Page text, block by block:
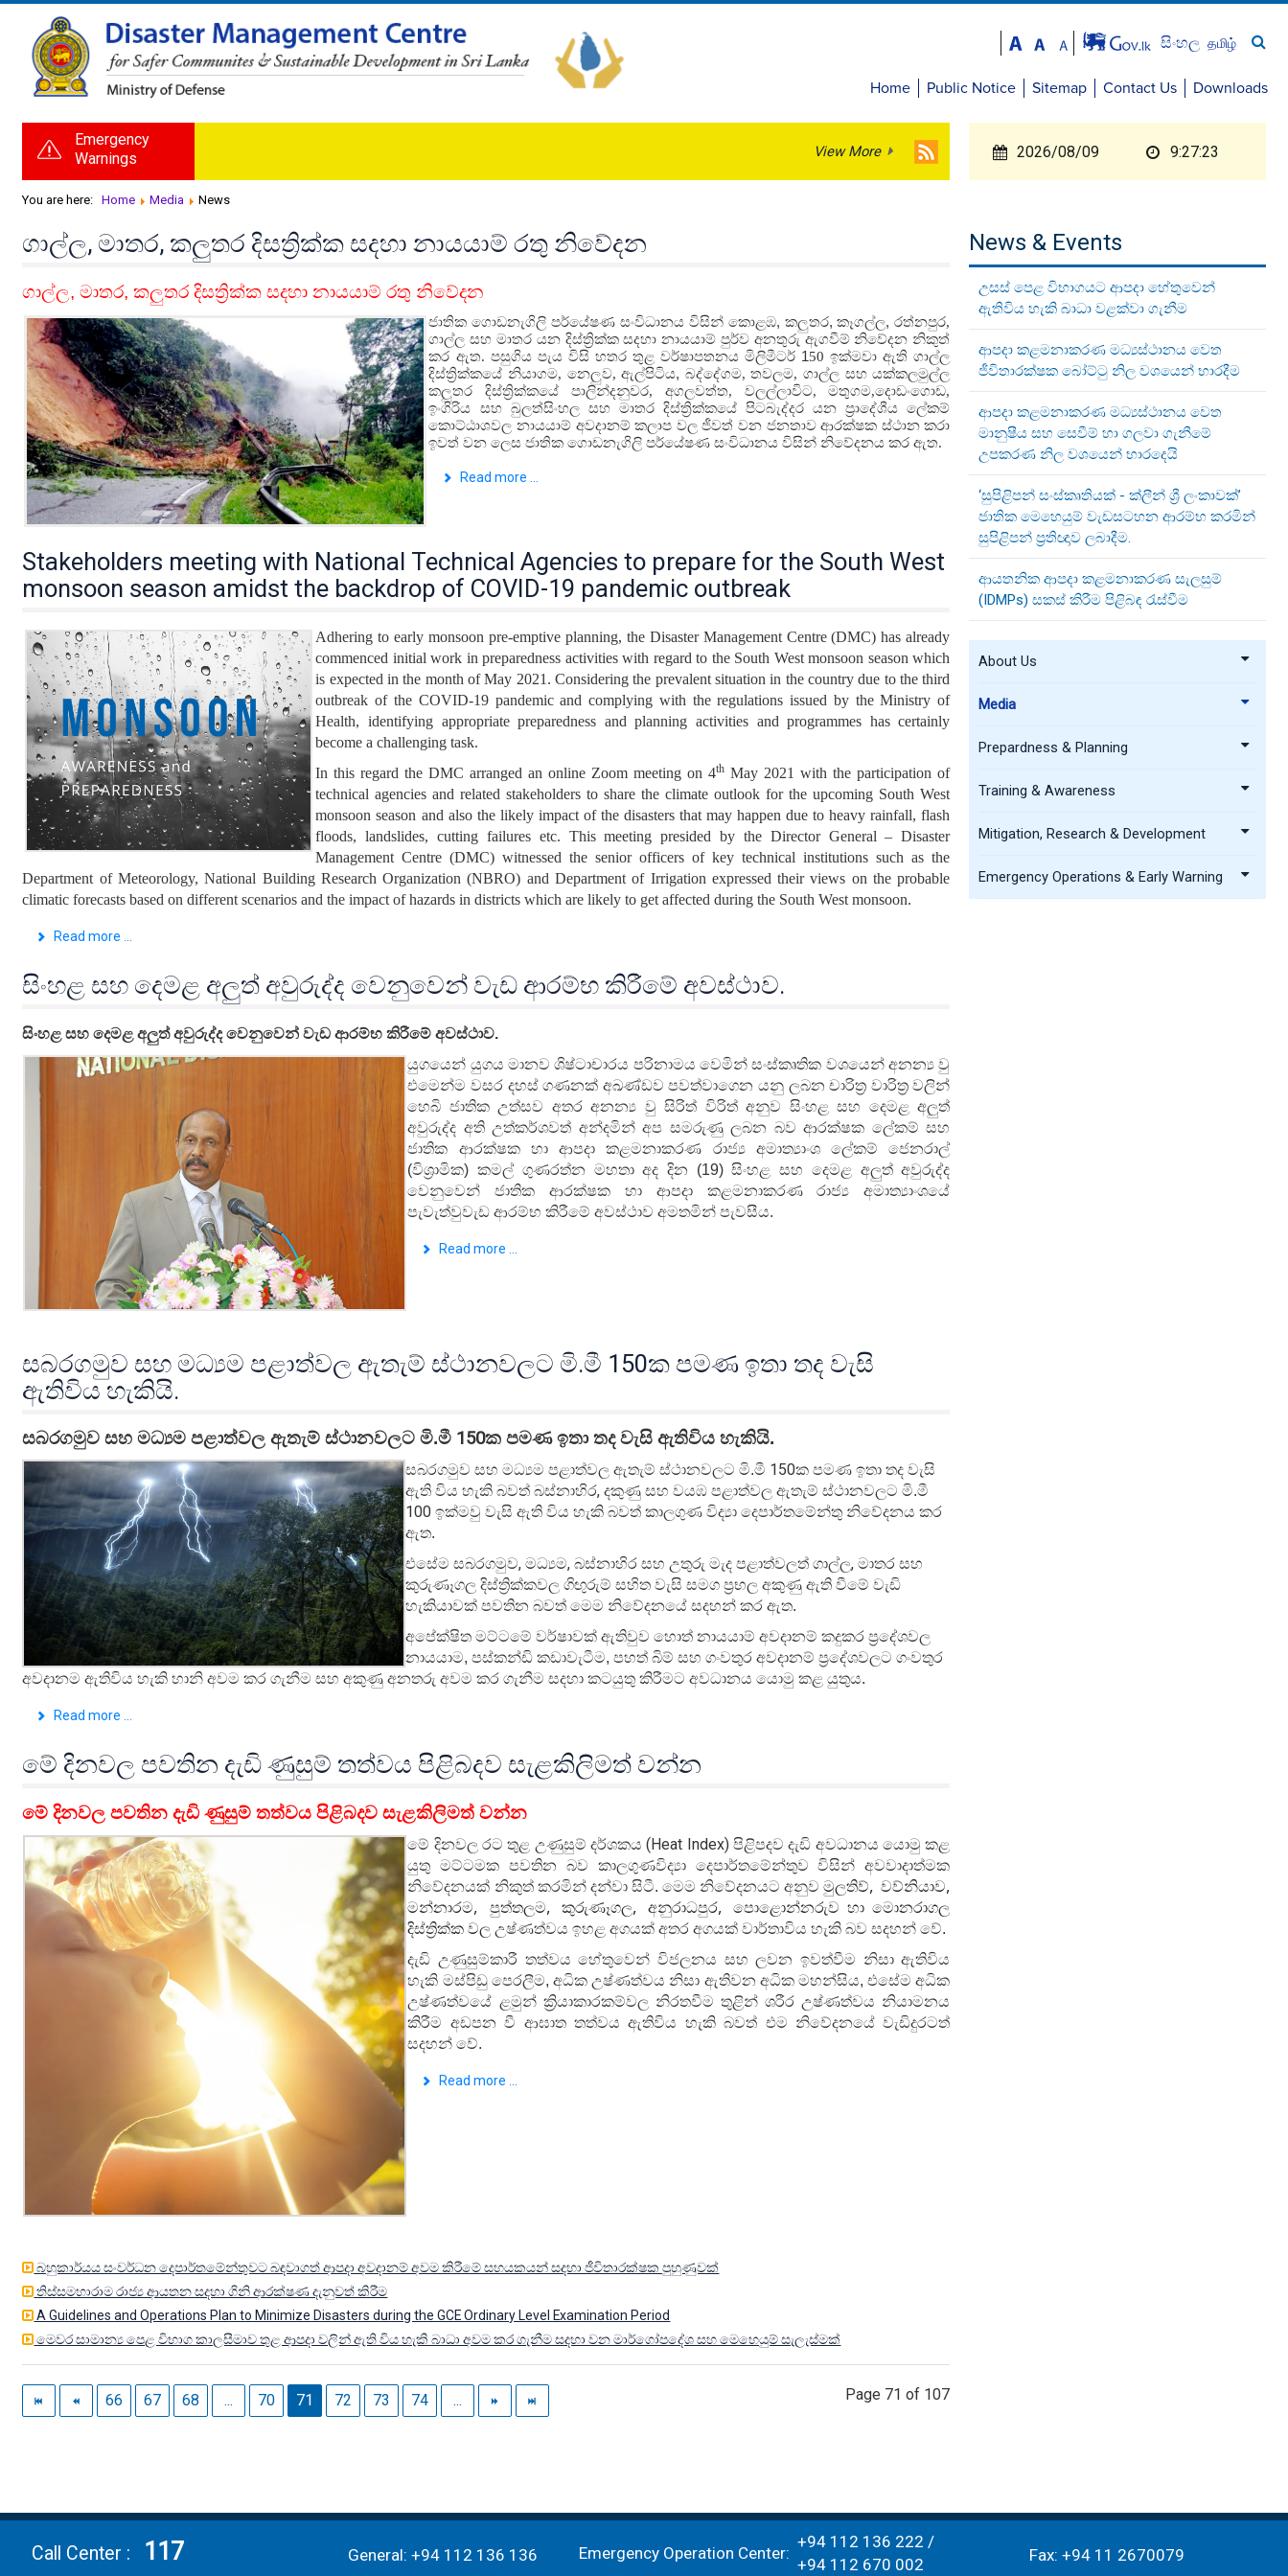
සිංහල தமிழ்
Home Public Notice Sitemap Contact Us Downloads
Emergency
Warnings
View More 2026/08/09 9:27:23
You are here: Home Media News
ගාල්ල, මාතර, කලුතර දිසත්‍රික්ක සදහා නායයාම් රතු නිවේදන
ගාල්ල, මාතර, කලුතර දිසත්‍රික්ක සදහා නායයාම් රතු නිවේදන
ජාතික ගොඩනැගිලි පර්යේෂණ සංවිධානය විසින් කොළඹ, කලුතර,කෑගල්ල,රත්නපුර,
ගාල්ල සහ මාතර යන දිස්ත්‍රික්ක සදහා නායයාම් පුර්ව අනතුරු ඇගවීම් නිවේදන නිකුත්
කර ඇත. පසුගිය පැය විසි හතර තුළ වර්ෂාපතනය මිලිමීටර් 150 ඉක්මවා ඇති ගාල්ල
දිස්ත්‍රික්කයේ නියාගම, නෙලුව, ඇල්පිටිය, බද්දේගම, තවලම, ගාල්ල සහ යක්කලමුල්ල
කලුතර දිස්ත්‍රික්කයේ පාලින්දනුවර, අගලවත්ත, වලල්ලාවිට, මතුගම,දොඩංගොඩ,
ඉංගිරිය සහ බුලත්සිංහල සහ මාතර දිස්ත්‍රික්කයේ පිටබැද්දර යන ප්‍රාදේශීය ලේකම්
කොට්ඨාශවල නායයාම් අවදානම් කලාප වල ජීවත් වන ජනතාව ආරක්ෂක ස්ථාන කරා
ඉවත් වන ලෙස ජාතික ගොඩනැගිලි පර්යේෂණ සංවිධානය විසින් නිවේදනය කර ඇත.
Read more ...
Stakeholders meeting with National Technical Agencies to prepare for the South West
monsoon season amidst the backdrop of COVID-19 pandemic outbreak
Adhering to early monsoon pre-emptive planning, the Disaster Management Centre (DMC) has already
commenced initial work in preparedness activities with regard to the South West monsoon season which
is expected in the month of May 2021. Considering the prevalent situation in the country due to the third
outbreak of the COVID-19 pandemic and complying with the regulations issued by the Ministry of
Health, identifying appropriate preparedness and planning activities and programmes has certainly
become a challenging task.
In this regard the DMC arranged an online Zoom meeting on 4th May 2021 with the participation of
technical agencies and related stakeholders to share the climate outlook for the upcoming South West
monsoon season and also the likely impact of the disasters that may happen due to heavy rainfall, flash
floods, landslides, cutting failures etc. This meeting presided by the Director General – Disaster
Management Centre (DMC) witnessed the senior officers of key technical institutions such as the
Department of Meteorology, National Building Research Organization (NBRO) and Department of Irrigation expressed their views on the probable
climatic forecasts based on different scenarios and the impact of hazards in districts which are likely to get affected during the South West monsoon.
Read more ...
සිංහළ සහ දෙමළ අලුත් අවුරුද්ද වෙනුවෙන් වැඩ ආරම්භ කිරීමේ අවස්ථාව.
සිංහළ සහ දෙමළඅලුත්අවුරුද්ද වෙනුවෙන් වැඩ ආරම්භ කිරීමේ අවස්ථාව.
යුගයෙන් යුගය මානව ශිෂ්ටාචාරය පරිනාමය වෙමින් සංස්කෘතික වශයෙන් අනන්‍ය වු
එමෙන්ම වසර දහස් ගණනක් අඛණ්ඩව පවත්වාගෙන යනු ලබන චාරිත්‍ර වාරිත්‍ර වලින්
හෙබි ජාතික උත්සව අතර අනන්‍ය වු සිරිත් විරිත් අනුව සිංහළ සහ දෙමළ අලුත්
අවුරුද්ද අති උත්කර්ශවත් අන්දමින් අප සමරුණු ලබන බව ආරක්ෂක ලේකම් සහ
ජාතික ආරක්ෂක හා ආපදා කළමනාකරණ රාජ්‍ය අමාත්‍යාංශ ලේකම් ජෙනරාල්
(විශ්‍රාමික) කමල් ගුණරත්න මහතා අද දින (19) සිංහළ සහ දෙමළ අලුත්අවුරුද්ද
වෙනුවෙන් ජාතික ආරක්ෂක හා ආපදා කළමනාකරණ රාජ්‍ය අමාත්‍යාංශයේ
පැවැත්වුවැඩ ආරම්භ කිරීමේ අවස්ථාව අමතමින් පැවසීය.
Read more ...
සබරගමුව සහ මධ්‍යම පළාත්වල ඇතැම් ස්ථානවලට මි.මී 150ක පමණ ඉතා තද වැසි
ඇතිවිය හැකියි.
සබරගමුව සහ මධ්‍යම පළාත්වල ඇතැම් ස්ථානවලට මි.මී 150ක පමණ ඉතා තද වැසි ඇතිවිය හැකියි.
සබරගමුව සහ මධ්‍යම පළාත්වල ඇතැම් ස්ථානවලට මි.මී 150ක පමණ ඉතා තද වැසි
ඇති විය හැකි බවත් බස්නාහිර,දකුණු සහ වයඹ පළාත්වල ඇතැම් ස්ථානවලට මි.මී
100 ඉක්මවු වැසි ඇති විය හැකි බවත් කාලගුණ විද්‍යා දෙපාර්තමේන්තු නිවේදනය කර
ඇත.
එසේම සබරගමුව,මධ්‍යම,බස්නාහිර සහ උතුරු මැද පළාත්වලත් ගාල්ල,මාතර සහ
කුරුණෑගල දිස්ත්‍රික්කවල ගිඟුරුම් සහිත වැසි සමග ප්‍රභල අකුණු ඇති වීමේ වැඩි
හැකියාවක් පවතින බවත් මෙම නිවේදනයේ සදහන් කර ඇත.
අපේක්ෂිත මට්ටමේ වර්ෂාවක් ඇතිවුව හොත් නායයාම් අවදානම් කදුකර ප්‍රදේශවල
නායයාම, පස්කන්ඩි කඩාවැටීම, පහත් බිම් සහ ගංවතුර අවදානම් ප්‍රදේශවලට ගංවතුර
අවදානම ඇතිවිය හැකි හානි අවම කර ගැනීම සහඅකුණු අනතරු අවම කර ගැනීමසදහා කටයුතු කිරීමට අවධානය යොමු කළ යුතුය.
Read more ...
මේ දිනවල පවතින දැඩි ණුසුම් තත්වය පිළිබදව සැළකිලිමත් වන්න
මේ දිනවල පවතින දැඩි ණුසුම් තත්වය පිළිබදව සැළකිලිමත් වන්න
මේ දිනවල රට තුළ උණුසුම් දර්ශකය(Heat Index)පිළිපදව දැඩි අවධානය යොමු කළ
යුතු මට්ටමක පවතින බව කාලගුණවිද්‍යා දෙපාර්තමේන්තුව විසින් අවවාදාත්මක
නිවේදනයක් නිකුත් කරමින් දන්වා සිටී. මෙම නිවේදනයට අනුවමුලතිව්,වව්නියාව,
මන්නාරම, පුත්තලම, කුරුණෑගල, අනුරාධපුර,
පොළොන්නරුව හා මොනරාගල
දිස්ත්‍රික්ක වල උෂ්ණත්වය ඉහළ අගයක් අතර අගයක් වාර්තාවිය හැකි බව සදහන් වේ.
දැඩි උණුසුම්කාරී තත්වය හේතුවෙන් විජලනය සහ ලවන ඉවත්වීම නිසා ඇතිවිය
හැකි මස්පිඩු පෙරලීම, අධික උෂ්ණත්වය නිසා ඇතිවන අධික මහන්සිය, එසේම අධික
උෂ්ණත්වයේ ළමුන් ක්‍රියාකාරකම්වල නිරතවීම තුළින් ශරීර උෂ්ණත්වය නියාමනය
කිරීම අඩපන වී ආඝාත තත්වය ඇතිවිය හැකි බවත් එම නිවේදනයේ වැඩිදුරටත්
සදහන් වේ.
Read more ...
බහුකාර්යය සංවර්ධන දෙපාර්තමේන්තුවට බඳවාගත් ආපදා අවදානම් අවම කිරීමේ සහයකයන් සදහා ජීවිතාරක්ෂක පුහුණුවක්
තිස්සමහාරාම රාජ්‍ය ආයතන සදහා ගිනි ආරක්ෂණ දැනුවත් කිරීම
A Guidelines and Operations Plan to Minimize Disasters during the GCE Ordinary Level Examination Period
මෙවර සාමාන්‍ය පෙළ විභාග කාලසීමාව තුළ ආපදා වලින් ඇති විය හැකි බාධා අවම කර ගැනීම සදහා වන මාර්ගෝපදේශ සහ මෙහෙයුම් සැලැස්මක්
Page 71 of 107
66 67 68 ... 70 71 72 73 74 ...
News & Events
උසස් පෙළ විභාගයට ආපදා හේතුවෙන්
ඇතිවිය හැකි බාධා වළක්වා ගැනීම
ආපදා කළමනාකරණ මධ්‍යස්ථානය වෙත
ජීවිතාරක්ෂක බෝට්ටු නිල වශයෙන් භාරදීම
ආපදා කළමනාකරණ මධ්‍යස්ථානය වෙත
මානුෂීය සහ සෙවීම් හා ගලවා ගැනීමේ
උපකරණ නිල වශයෙන් භාරදෙයි
‘සුපිළිපන් සංස්කෘතියක් - ක්ලීන් ශ්‍රී ලංකාවක්’
ජාතික මෙහෙයුම් වැඩසටහන ආරම්භ කරමින්
සුපිළිපන් ප්‍රතිඥාව ලබාදීම.
ආයතනික ආපදා කළමනාකරණ සැලසුම්
(IDMPs) සකස් කිරීම පිළිබඳ රැස්වීම
About Us
Media
Prepardness & Planning
Training & Awareness
Mitigation, Research & Development
Emergency Operations & Early Warning
Call Center 117 General: +94 112 136 136 Emergency Operation Center:
+94 112 136 222 /
+94 112 670 002
Fax: +94 11 2670079
Developed in Association with
Information and Communication Technology Agency